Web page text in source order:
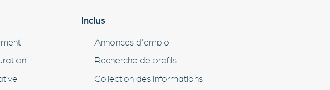
Inclus
Annonces d'emploi
Recherche de profils
Collection des informations